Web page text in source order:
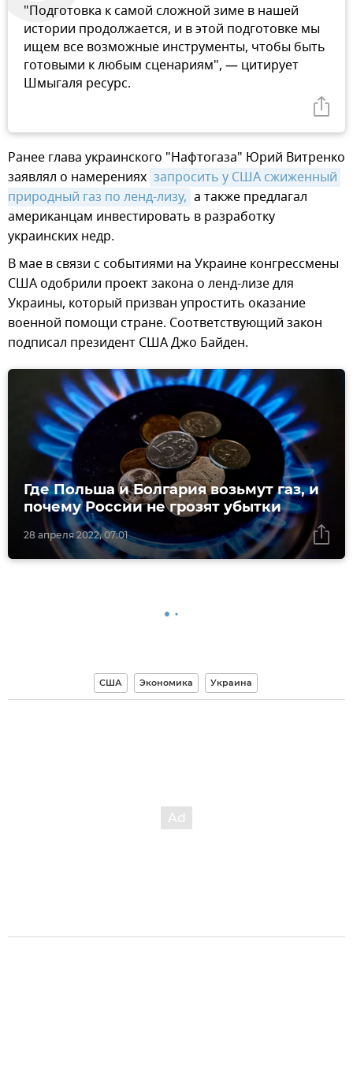
"Подготовка к самой сложной зиме в нашей
истории продолжается, и в этой подготовке мы
ищем все возможные инструменты, чтобы быть
готовыми к любым сценариям", — цитирует
Шмыгаля ресурс.
Ранее глава украинского "Нафтогаза" Юрий Витренко
заявлял о намерениях запросить у США сжиженный
природный газ по ленд-лизу, а также предлагал
американцам инвестировать в разработку
украинских недр.
В мае в связи с событиями на Украине конгрессмены
США одобрили проект закона о ленд-лизе для
Украины, который призван упростить оказание
военной помощи стране. Соответствующий закон
подписал президент США Джо Байден.
28 апреля 2022, 07:01
Где Польша и Болгария возьмут газ, и
почему России не грозят убытки
США Экономика Украина